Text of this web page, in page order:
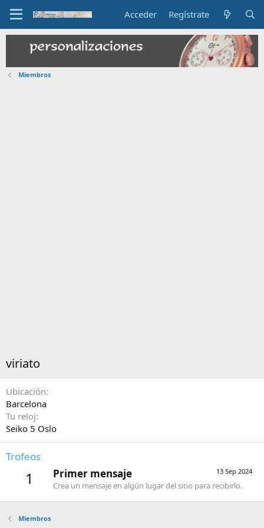
Acceder Regístrate
Miembros
viriato
Ubicación
Barcelona
Tu reloj
Seiko 5 Oslo
Trofeos
1 13 Sep 2024
Primer mensaje
Crea un mensaje en algún lugar del sitio para recibirlo.
Miembros